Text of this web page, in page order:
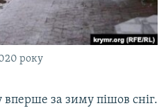
року
вперше за зиму пішов сніг.